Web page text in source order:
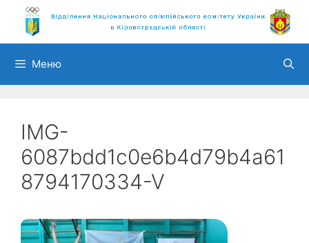
Перейти
вмісту
Меню
IMG-
6087bdd1c0e6b4d79b4a61
8794170334-V